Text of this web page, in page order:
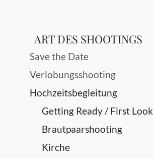
ART DES SHOOTINGS
Save the Date
Verlobungsshooting
Hochzeitsbegleitung
Getting Ready / First Look
Brautpaarshooting
Kirche